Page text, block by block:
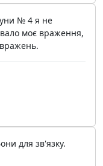
№ 4 я не
моє враження,
для зв'язку.